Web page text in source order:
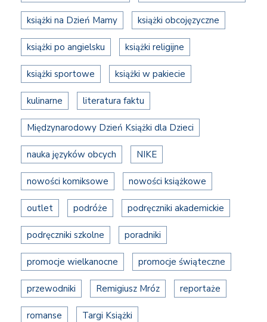
książki na Dzień Mamy książki obcojęzyczne
książki po angielsku książki religijne
książki sportowe książki w pakiecie
kulinarne literatura faktu
Międzynarodowy Dzień Książki dla Dzieci
nauka języków obcych NIKE
nowości komiksowe nowości książkowe
outlet podróże podręczniki akademickie
podręczniki szkolne poradniki
promocje wielkanocne promocje świąteczne
przewodniki Remigiusz Mróz reportaże
romanse Targi Książki